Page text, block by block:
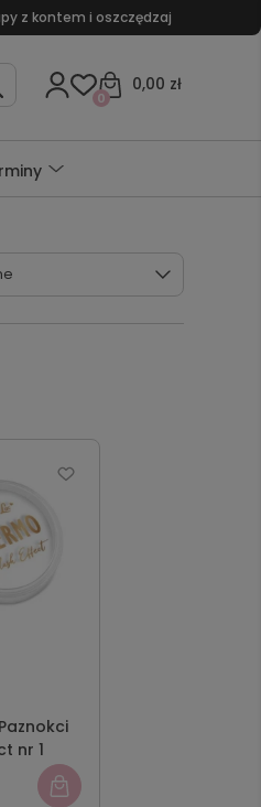
z kontem i oszczędzaj
0,00 zł
0
nr 1